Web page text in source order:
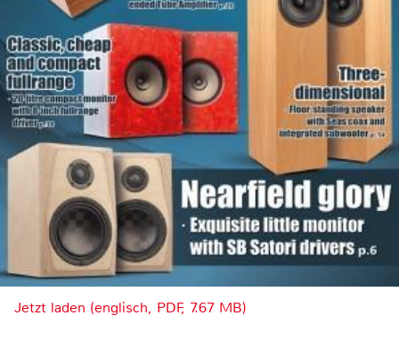
Jetzt laden (englisch, PDF, 7.67 MB)